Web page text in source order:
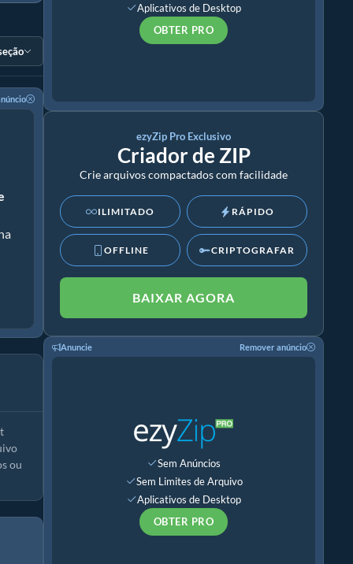
ou
Aplicativos de Desktop
OBTER PRO
ezyZip Pro Exclusivo
Criador de ZIP
Crie arquivos compactados com facilidade
ILIMITADO RÁPIDO
OFFLINE CRIPTOGRAFAR
BAIXAR AGORA
Anuncie Remover anúncio
Sem Anúncios
Sem Limites de Arquivo
Aplicativos de Desktop
OBTER PRO